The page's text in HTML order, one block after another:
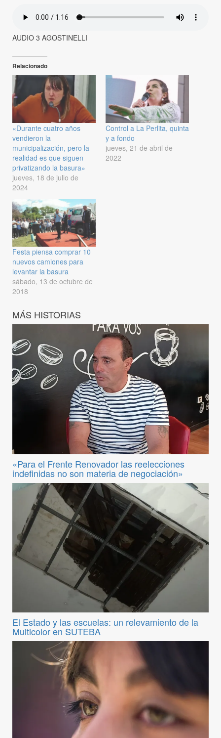
AUDIO 3 AGOSTINELLI
Relacionado
«Durante cuatro años
vendieron la
municipalización, pero la
realidad es que siguen
privatizando la basura»
jueves, 18 de julio de
2024
Control a La Perlita, quinta
y a fondo
jueves, 21 de abril de
2022
Festa piensa comprar 10
nuevos camiones para
levantar la basura
sábado, 13 de octubre de
2018
MÁS HISTORIAS
«Para el Frente Renovador las reelecciones
indefinidas no son materia de negociación»
El Estado y las escuelas: un relevamiento de la
Multicolor en SUTEBA